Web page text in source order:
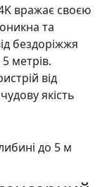
вражає своєю
та
бездоріжжя
метрів.
від
якість